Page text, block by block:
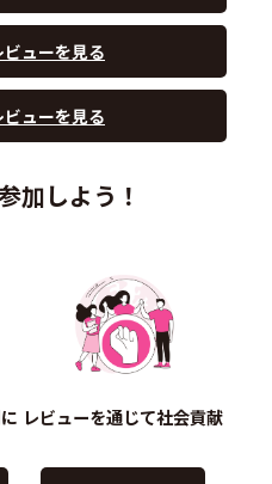
ューを見る
ューを見る
加しよう！
レビューを通じて社会貢献